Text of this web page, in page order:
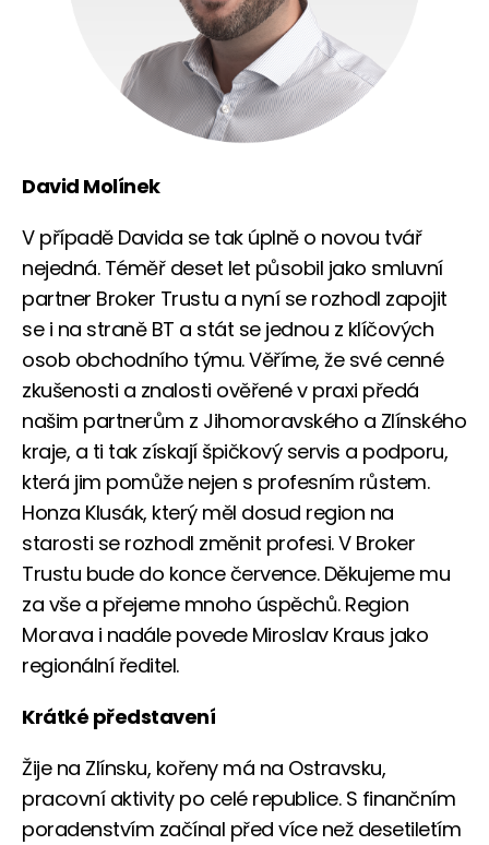
David Molínek
V případě Davida se tak úplně o novou tvář
nejedná. Téměř deset let působil jako smluvní
partner Broker Trustu a nyní se rozhodl zapojit
se i na straně BT a stát se jednou z klíčových
osob obchodního týmu. Věříme, že své cenné
zkušenosti a znalosti ověřené v praxi předá
našim partnerům z Jihomoravského a Zlínského
kraje, a ti tak získají špičkový servis a podporu,
která jim pomůže nejen s profesním růstem.
Honza Klusák, který měl dosud region na
starosti se rozhodl změnit profesi. V Broker
Trustu bude do konce července. Děkujeme mu
za vše a přejeme mnoho úspěchů. Region
Morava i nadále povede Miroslav Kraus jako
regionální ředitel.
Krátké představení
Žije na Zlínsku, kořeny má na Ostravsku,
pracovní aktivity po celé republice. S finančním
poradenstvím začínal před více než desetiletím